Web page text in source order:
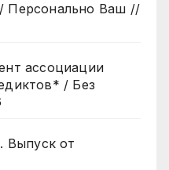
Персонально Ваш //
ассоциации
/ Без
Выпуск от